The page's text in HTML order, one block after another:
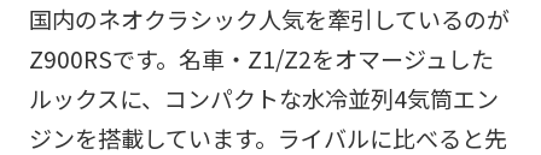
国内のネオクラシック人気を牽引しているのが
Z900RSです。名車・Z1/Z2をオマージュした
ルックスに、コンパクトな水冷並列4気筒エン
ジンを搭載しています。ライバルに比べると先